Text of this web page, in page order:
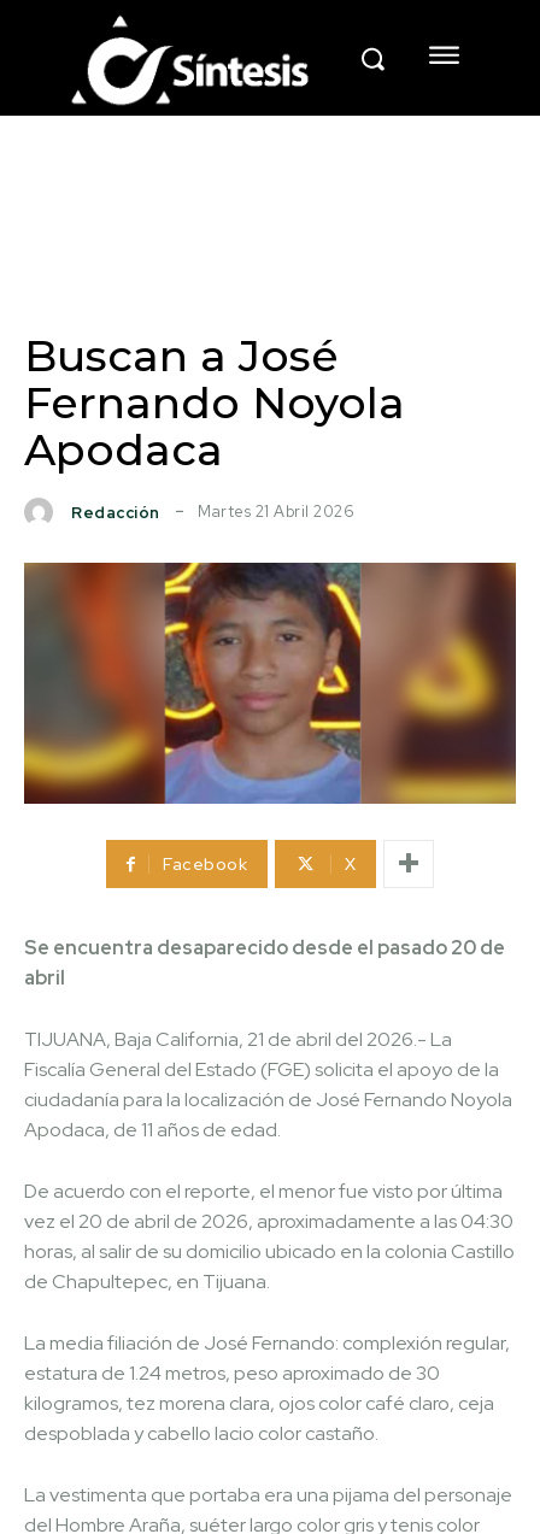
Buscan a José
Fernando Noyola
Apodaca
Redacción Martes 21 Abril 2026
Facebook X
Se encuentra desaparecido desde el pasado 20 de
abril
TIJUANA, Baja California, 21 de abril del 2026.- La
Fiscalía General del Estado (FGE) solicita el apoyo de la
ciudadanía para la localización de José Fernando Noyola
Apodaca, de 11 años de edad.
De acuerdo con el reporte, el menor fue visto por última
vez el 20 de abril de 2026, aproximadamente a las 04:30
horas, al salir de su domicilio ubicado en la colonia Castillo
de Chapultepec, en Tijuana.
La media filiación de José Fernando: complexión regular,
estatura de 1.24 metros, peso aproximado de 30
kilogramos, tez morena clara, ojos color café claro, ceja
despoblada y cabello lacio color castaño.
La vestimenta que portaba era una pijama del personaje
del Hombre Araña, suéter largo color gris y tenis color